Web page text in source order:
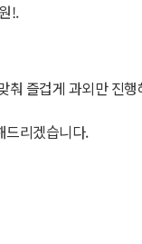
!.
춰 즐겁게 과외만 진
드리겠습니다.